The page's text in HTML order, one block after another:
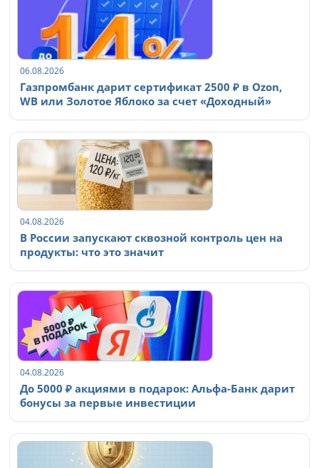
06.08.2026
Газпромбанк дарит сертификат 2500 ₽ в Ozon,
WB или Золотое Яблоко за счет «Доходный»
04.08.2026
В России запускают сквозной контроль цен на
продукты: что это значит
04.08.2026
До 5000 ₽ акциями в подарок: Альфа-Банк дарит
бонусы за первые инвестиции